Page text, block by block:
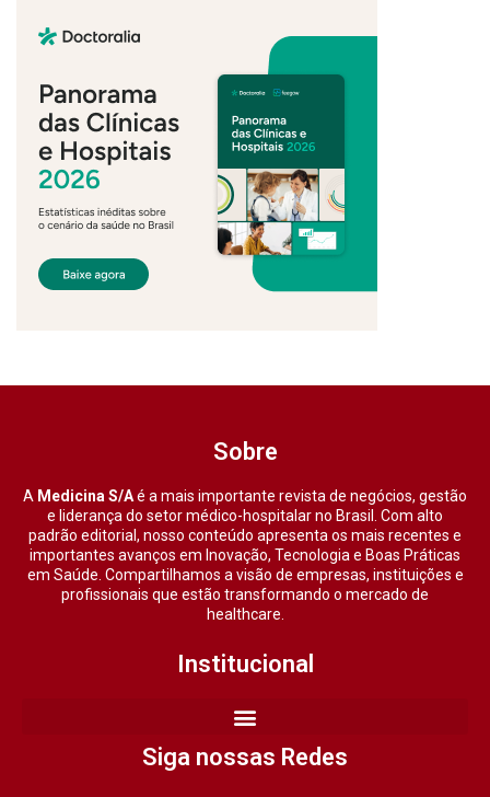
Sobre
A Medicina S/Aé a mais importante revista de negócios, gestão
e liderança do setor médico-hospitalar no Brasil. Com alto
padrão editorial, nosso conteúdo apresenta os mais recentes e
importantes avanços em Inovação, Tecnologia e Boas Práticas
em Saúde. Compartilhamos a visão de empresas, instituições e
profissionais que estão transformando o mercado de
healthcare.
Institucional
Siga nossas Redes